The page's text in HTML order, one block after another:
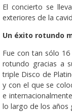
El concierto se
exteriores de la
Un éxito rotundo
Fue con tan sólo
rotundo gracias a
triple Disco de
y con el que se
e
lo largo de los años